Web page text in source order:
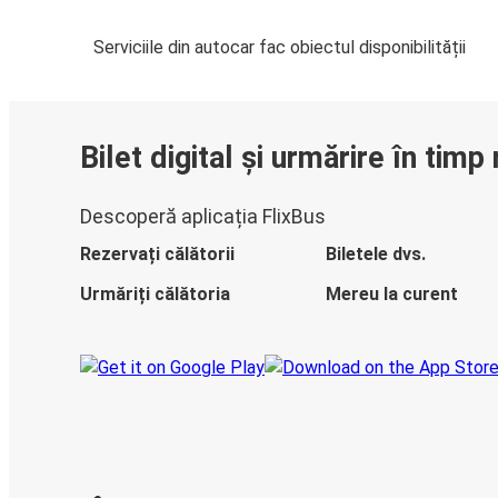
Serviciile din autocar fac obiectul disponibilității
Bilet digital și urmărire în timp
Descoperă aplicația FlixBus
Rezervați călătorii
Biletele dvs.
Urmăriți călătoria
Mereu la curent